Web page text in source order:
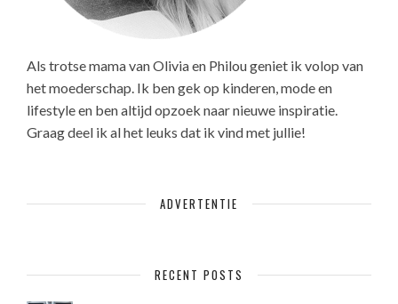
Als trotse mama van Olivia en Philou geniet ik volop van
het moederschap. Ik ben gek op kinderen, mode en
lifestyle en ben altijd opzoek naar nieuwe inspiratie.
Graag deel ik al het leuks dat ik vind met jullie!
ADVERTENTIE
RECENT POSTS